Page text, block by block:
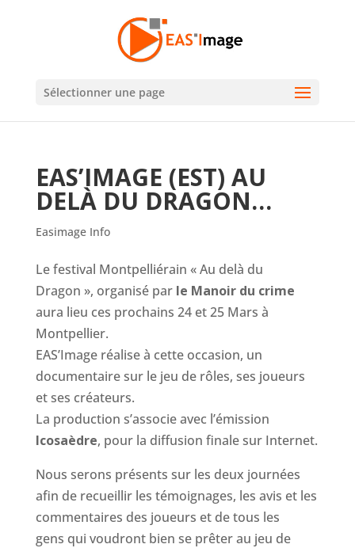
Sélectionner une page
EAS’IMAGE (EST) AU
DELÀ DU DRAGON…
Easimage Info
Le festival Montpelliérain « Au delà du
Dragon », organisé par le Manoir du crime
aura lieu ces prochains 24 et 25 Mars à
Montpellier.
EAS’Image réalise à cette occasion, un
documentaire sur le jeu de rôles, ses joueurs
et ses créateurs.
La production s’associe avec l’émission
Icosaèdre, pour la diffusion finale sur Internet.
Nous serons présents sur les deux journées
afin de recueillir les témoignages, les avis et les
commentaires des joueurs et de tous les
gens qui voudront bien se prêter au jeu de